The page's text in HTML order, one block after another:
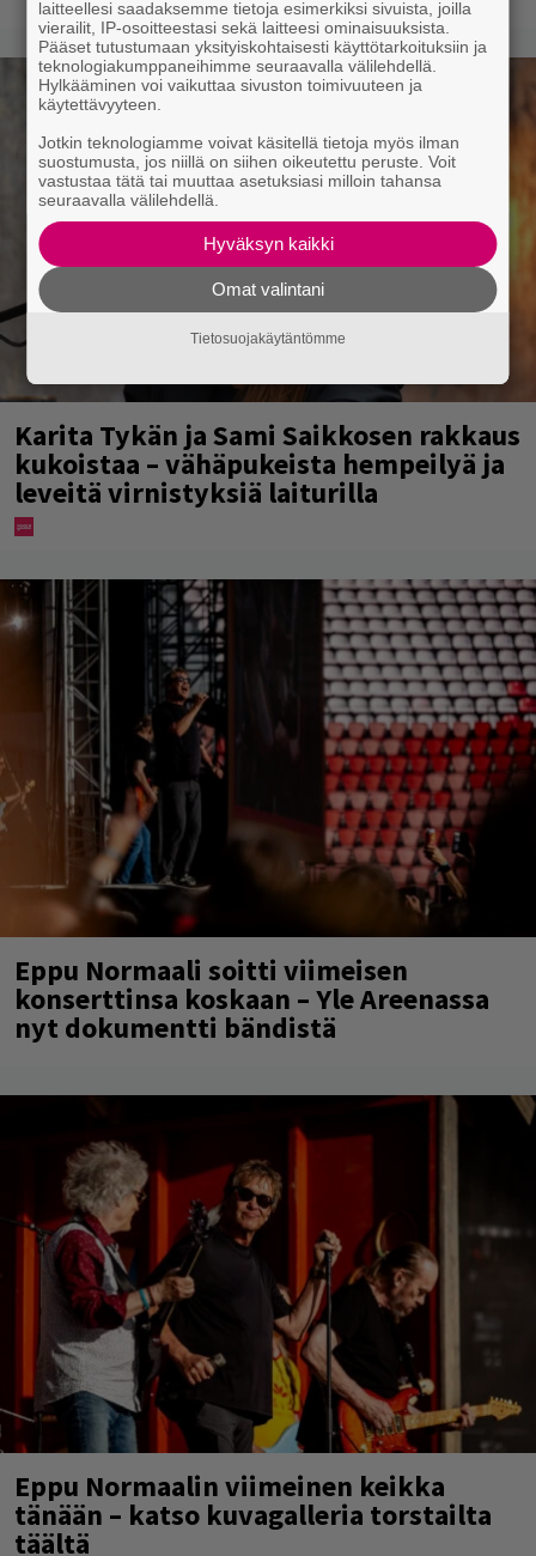
Karita Tykän ja Sami Saikkosen rakkaus
kukoistaa – vähäpukeista hempeilyä ja
leveitä virnistyksiä laiturilla
Eppu Normaali soitti viimeisen
konserttinsa koskaan – Yle Areenassa
nyt dokumentti bändistä
Eppu Normaalin viimeinen keikka
tänään – katso kuvagalleria torstailta
täältä
laitteellesi saadaksemme tietoja esimerkiksi sivuista, joilla
vierailit, IP-osoitteestasi sekä laitteesi ominaisuuksista.
Pääset tutustumaan yksityiskohtaisesti käyttötarkoituksiin ja
teknologiakumppaneihimme seuraavalla välilehdellä.
Hylkääminen voi vaikuttaa sivuston toimivuuteen ja
käytettävyyteen.
Jotkin teknologiamme voivat käsitellä tietoja myös ilman
suostumusta, jos niillä on siihen oikeutettu peruste. Voit
vastustaa tätä tai muuttaa asetuksiasi milloin tahansa
seuraavalla välilehdellä.
Hyväksyn kaikki
Omat valintani
Tietosuojakäytäntömme